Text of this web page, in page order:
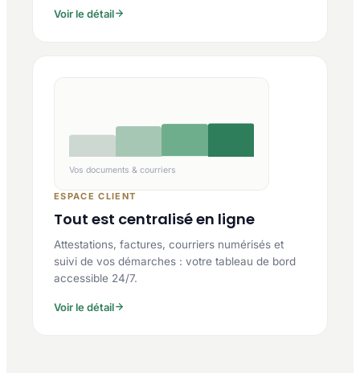
Voir le détail
Vos documents & courriers
ESPACE CLIENT
Tout est centralisé en ligne
Attestations, factures, courriers numérisés et
suivi de vos démarches : votre tableau de bord
accessible 24/7.
Voir le détail